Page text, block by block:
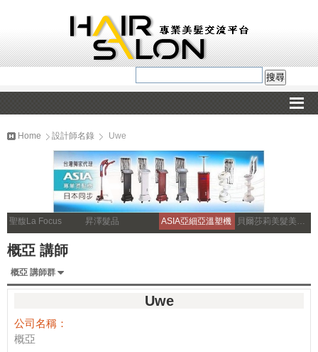
Home 設計師名錄 Uwe
聖馥La Focus 昇澤髮品 ASIA亞細亞溫塑機 貝爾莎莉美髮美容補習
概亞 講師
概亞 講師群
Uwe
公司名稱：
概亞